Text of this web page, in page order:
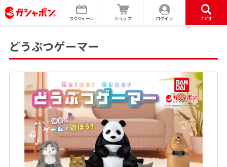
スケジュール ショップ ログイン さがす
どうぶつゲーマー